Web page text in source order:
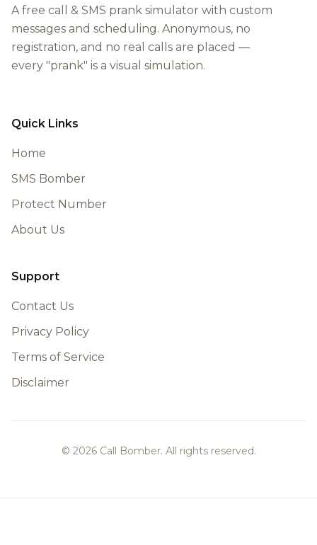
A free call & SMS prank simulator with custom
messages and scheduling. Anonymous, no
registration, and no real calls are placed —
every "prank" is a visual simulation.
Quick Links
Home
SMS Bomber
Protect Number
About Us
Support
Contact Us
Privacy Policy
Terms of Service
Disclaimer
© 2026 Call Bomber. All rights reserved.